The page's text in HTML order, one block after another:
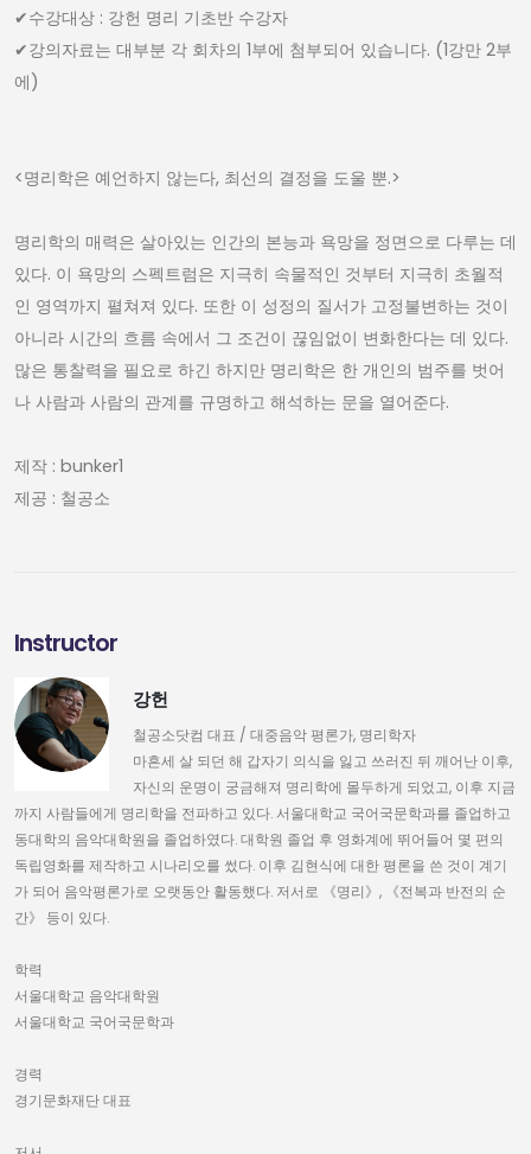
✔︎수강대상 : 강헌 명리 기초반 수강자
✔︎강의자료는 대부분 각 회차의 1부에 첨부되어 있습니다. (1강만 2부
에)
<명리학은 예언하지 않는다, 최선의 결정을 도울 뿐.>
명리학의 매력은 살아있는 인간의 본능과 욕망을 정면으로 다루는 데
있다. 이 욕망의 스펙트럼은 지극히 속물적인 것부터 지극히 초월적
인 영역까지 펼쳐져 있다. 또한 이 성정의 질서가 고정불변하는 것이
아니라 시간의 흐름 속에서 그 조건이 끊임없이 변화한다는 데 있다.
많은 통찰력을 필요로 하긴 하지만 명리학은 한 개인의 범주를 벗어
나 사람과 사람의 관계를 규명하고 해석하는 문을 열어준다.
제작 : bunker1
제공 : 철공소
Instructor
강헌
철공소닷컴 대표 / 대중음악 평론가, 명리학자
마흔세 살 되던 해 갑자기 의식을 잃고 쓰러진 뒤 깨어난 이후,
자신의 운명이 궁금해져 명리학에 몰두하게 되었고, 이후 지금
까지 사람들에게 명리학을 전파하고 있다. 서울대학교 국어국문학과를 졸업하고
동대학의 음악대학원을 졸업하였다. 대학원 졸업 후 영화계에 뛰어들어 몇 편의
독립영화를 제작하고 시나리오를 썼다. 이후 김현식에 대한 평론을 쓴 것이 계기
가 되어 음악평론가로 오랫동안 활동했다. 저서로 《명리》, 《전복과 반전의 순
간》 등이 있다.
학력
서울대학교 음악대학원
서울대학교 국어국문학과
경력
경기문화재단 대표